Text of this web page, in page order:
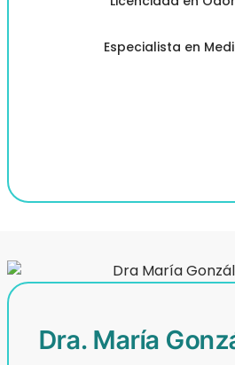
Especialista en
Dra. María